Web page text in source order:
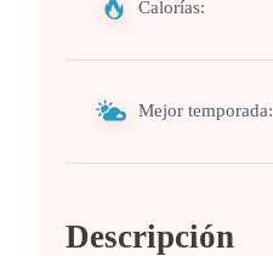
Calorías:
Mejor temporada:
Descripción